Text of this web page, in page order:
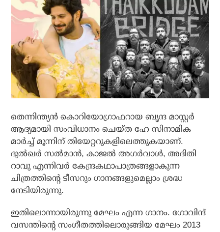
തെന്നിന്ത്യന്‍ കൊറിയോഗ്രാഫറായ ബൃന്ദ മാസ്റ്റര്‍
ആദ്യമായി സംവിധാനം ചെയ്ത ഹേ സിനാമിക
മാര്‍ച്ച് മൂന്നിന് തിയേറ്ററുകളിലെത്തുകയാണ്.
ദുല്‍ഖര്‍ സല്‍മാന്‍, കാജല്‍ അഗര്‍വാള്‍, അദിതി
റാവു എന്നിവര്‍ കേന്ദ്രകഥാപാത്രങ്ങളാകുന്ന
ചിത്രത്തിന്റെ ടീസറും ഗാനങ്ങളുമെല്ലാം ശ്രദ്ധ
നേടിയിരുന്നു.
ഇതിലൊന്നായിരുന്നു മേഘം എന്ന ഗാനം. ഗോവിന്ദ്
വസന്തിന്റെ സംഗീതത്തിലൊരുങ്ങിയ മേഘം 2013